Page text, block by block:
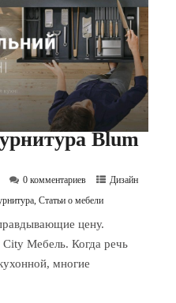
Blum
0 комментариев
Дизайн
,Статьи о мебели
цену.
City Мебель. Когда речь
многие